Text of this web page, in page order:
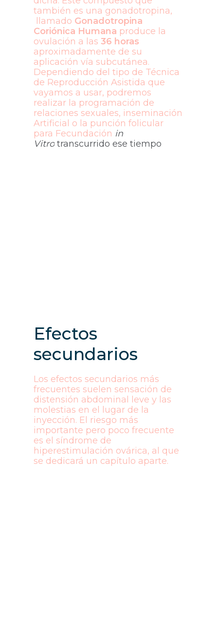
también es una gonadotropina,
llamado Gonadotropina
Coriónica Humana produce la
ovulación a las 36 horas
aproximadamente de su
aplicación vía subcutánea.
Dependiendo del tipo de Técnica
de Reproducción Asistida que
vayamos a usar, podremos
realizar la programación de
relaciones sexuales, inseminación
Artificial o la punción folicular
para Fecundación in
Vitro transcurrido ese tiempo
Efectos
secundarios
Los efectos secundarios más
frecuentes suelen sensación de
distensión abdominal leve y las
molestias en el lugar de la
inyección. El riesgo más
importante pero poco frecuente
es el síndrome de
hiperestimulación ovárica, al que
se dedicará un capítulo aparte.